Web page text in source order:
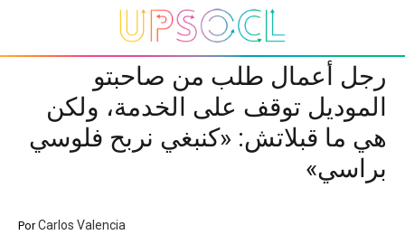
رجل أعمال طلب من صاحبتو
الموديل توقف على الخدمة، ولكن
هي ما قبلاتش: «كنبغي نربح فلوسي
براسي»
PorCarlos Valencia